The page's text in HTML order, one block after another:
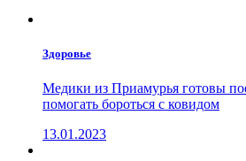
Здоровье
Медики из Приамурья готовы
помогать бороться с ковидом
13.01.2023